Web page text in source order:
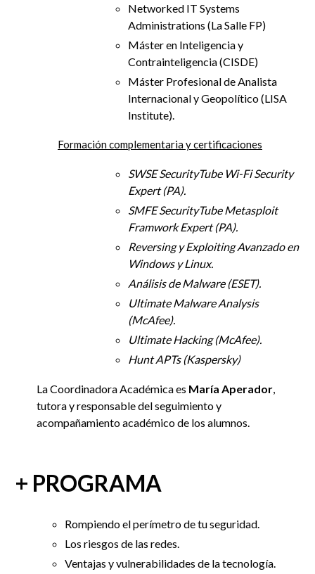
Networked IT Systems
Administrations (La Salle FP)
Máster en Inteligencia y
Contrainteligencia (CISDE)
Máster Profesional de Analista
Internacional y Geopolítico (LISA
Institute).
Formación complementaria y certificaciones
SWSE SecurityTube Wi-Fi Security
Expert (PA).
SMFE SecurityTube Metasploit
Framwork Expert (PA).
Reversing y Exploiting Avanzado en
Windows y Linux.
Análisis de Malware (ESET).
Ultimate Malware Analysis
(McAfee).
Ultimate Hacking (McAfee).
Hunt APTs (Kaspersky)
La Coordinadora Académica es María Aperador,
tutora y responsable del seguimiento y
acompañamiento académico de los alumnos.
+ PROGRAMA
Rompiendo el perímetro de tu seguridad.
Los riesgos de las redes.
Ventajas y vulnerabilidades de la tecnología.